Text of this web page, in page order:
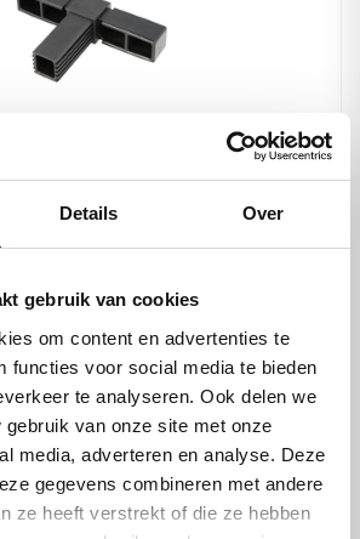
Details Over
gebruik van cookies
om content en advertenties te
functies voor social media te bieden
te analyseren. Ook delen we
gebruik van onze site met onze
media, adverteren en analyse. Deze
gegevens combineren met andere
ze heeft verstrekt of die ze hebben